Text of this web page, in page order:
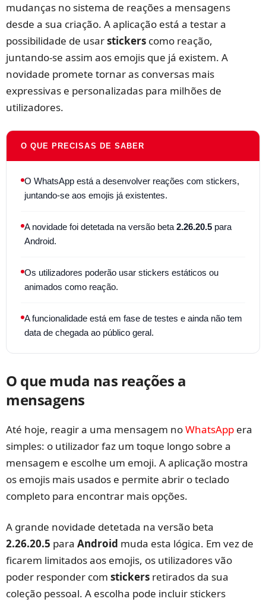
mudanças no sistema de reações a mensagens
desde a sua criação. A aplicação está a testar a
possibilidade de usarstickers como reação,
juntando-se assim aos emojis que já existem. A
novidade promete tornar as conversas mais
expressivas e personalizadas para milhões de
utilizadores.
O QUE PRECISAS DE SABER
O WhatsApp está a desenvolver reações com stickers,
juntando-se aos emojis já existentes.
A novidade foi detetada na versão beta 2.26.20.5 para
Android.
Os utilizadores poderão usar stickers estáticos ou
animados como reação.
A funcionalidade está em fase de testes e ainda não tem
data de chegada ao público geral.
O que muda nas reações a
mensagens
Até hoje, reagir a uma mensagem noWhatsApp era
simples: o utilizador faz um toque longo sobre a
mensagem e escolhe um emoji. A aplicação mostra
os emojis mais usados e permite abrir o teclado
completo para encontrar mais opções.
A grande novidade detetada na versão beta
2.26.20.5 para Android muda esta lógica. Em vez de
ficarem limitados aos emojis, os utilizadores vão
poder responder com stickers retirados da sua
coleção pessoal. A escolha pode incluir stickers